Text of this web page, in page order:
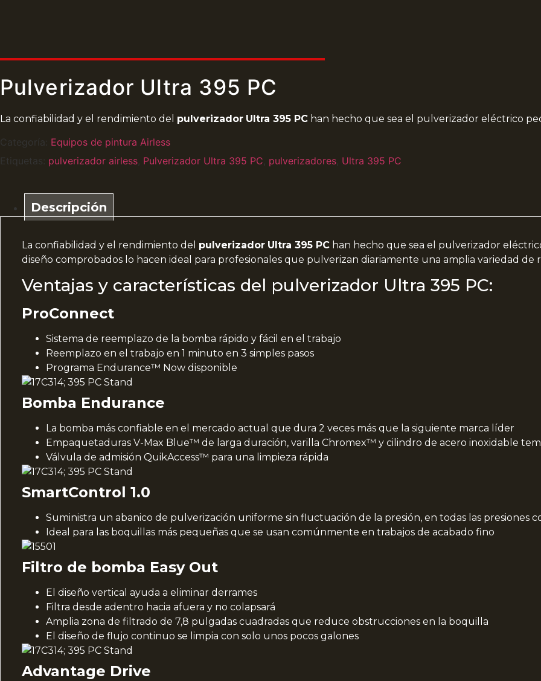
Pulverizador Ultra 395 PC
La confiabilidad y el rendimiento del pulverizador Ultra 395 PC han hecho que sea el pulverizador eléctrico
Categoría: Equipos de pintura Airless
Etiquetas: pulverizador airless Pulverizador Ultra 395 PC pulverizadores Ultra 395 PC
Descripción
La confiabilidad y el rendimiento del pulverizador Ultra 395 PC han hecho que sea el pulverizador
diseño comprobados lo hacen ideal para profesionales que pulverizan diariamente una amplia variedad de
Ventajas y características del pulverizador Ultra 395 PC:
ProConnect
Sistema de reemplazo de la bomba rápido y fácil en el trabajo
Reemplazo en el trabajo en 1 minuto en 3 simples pasos
Programa Endurance™ Now disponible
Bomba Endurance
La bomba más confiable en el mercado actual que dura 2 veces más que la siguiente marca líder
Empaquetaduras V-Max Blue™ de larga duración, varilla Chromex™ y cilindro de acero inoxidable
Válvula de admisión QuikAccess™ para una limpieza rápida
SmartControl 1.0
Suministra un abanico de pulverización uniforme sin fluctuación de la presión, en todas las presiones
Ideal para las boquillas más pequeñas que se usan comúnmente en trabajos de acabado fino
Filtro de bomba Easy Out
El diseño vertical ayuda a eliminar derrames
Filtra desde adentro hacia afuera y no colapsará
Amplia zona de filtrado de 7,8 pulgadas cuadradas que reduce obstrucciones en la boquilla
El diseño de flujo continuo se limpia con solo unos pocos galones
Advantage Drive